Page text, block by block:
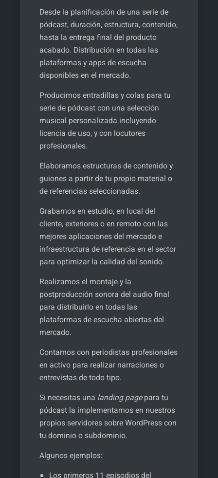
Desde la planificación de una serie de
pódcast, duración, estructura, contenido,
hasta la entrega final del producto
acabado. Distribución en todas las
plataformas y apps de escucha
disponibles en el mercado.
Producimos entradillas y colas para tu
serie de pódcast con una selección
musical personalizada incluyendo
licencia de uso, y con locutores
profesionales.
Elaboramos estructuras de contenido y
guiones a partir de tu propio material o
de referencias seleccionadas.
Grabamos en estudio, en local del
cliente, exteriores o en remoto con las
mejores aplicaciones del mercado e
infraestructura de referencia en el sector
para optimizar la calidad del sonido.
Realizamos el montaje y la
postproducción sonora del audio final
para distribuirlo en todas las
plataformas de escucha abiertas del
mercado.
Contamos con periodistas profesionales
en activo para realizar narraciones o
entrevistas de todo tipo.
Si necesitas una landing pagepara tu
pódcast la implementamos en nuestros
propios servidores sobre WordPress con
tu dominio o subdominio.
Algunos ejemplos: